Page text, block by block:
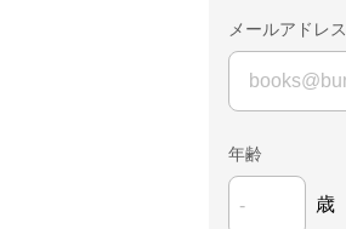
メールアドレス
年齢
歳